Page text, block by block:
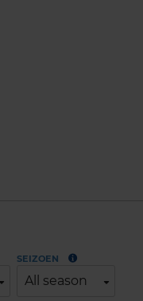
SEIZOEN
All season